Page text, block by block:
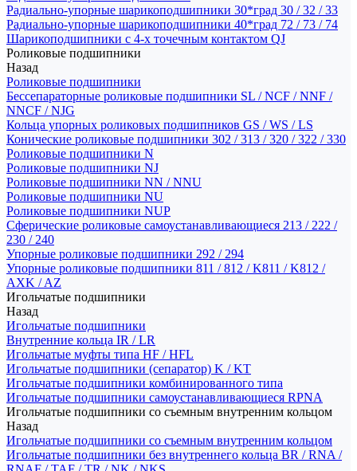
Радиально-упорные шарикоподшипники 30*град 30 / 32 / 33
Радиально-упорные шарикоподшипники 40*град 72 / 73 / 74
Шарикоподшипники с 4-х точечным контактом QJ
Роликовые подшипники
Назад
Роликовые подшипники
Бессепараторные роликовые подшипники SL / NCF / NNF /
NNCF / NJG
Кольца упорных роликовых подшипников GS / WS / LS
Конические роликовые подшипники 302 / 313 / 320 / 322 / 330
Роликовые подшипники N
Роликовые подшипники NJ
Роликовые подшипники NN / NNU
Роликовые подшипники NU
Роликовые подшипники NUP
Сферические роликовые самоустанавливающиеся 213 / 222 /
230 / 240
Упорные роликовые подшипники 292 / 294
Упорные роликовые подшипники 811 / 812 / K811 / K812 /
AXK / AZ
Игольчатые подшипники
Назад
Игольчатые подшипники
Внутренние кольца IR / LR
Игольчатые муфты типа HF / HFL
Игольчатые подшипники (сепаратор) K / KT
Игольчатые подшипники комбинированного типа
Игольчатые подшипники самоустанавливающиеся RPNA
Игольчатые подшипники со съемным внутренним кольцом
Назад
Игольчатые подшипники со съемным внутренним кольцом
Игольчатые подшипники без внутреннего кольца BR / RNA /